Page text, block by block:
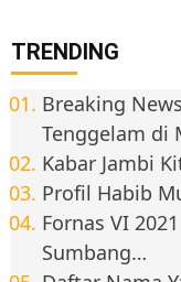
TRENDING
Breaking
Tenggelam di
Kabar Jambi
Profil Habib
Fornas VI
Sumbang…